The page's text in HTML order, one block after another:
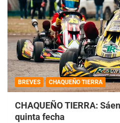
BREVES CHAQUEÑO TIERRA
CHAQUEÑO TIERRA:
quinta fecha